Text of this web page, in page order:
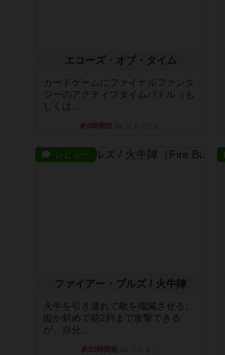
エコーズ・オブ・タイム
カードゲームにファイナルファンタ
ジーのアクティブタイムバトル（も
しくは...
約3時間前
レビュー
ファイアー・ブルズ / 火牛陣
火牛を引き連れて敵を殲滅させる。
縦か斜めで前2列まで攻撃できる
が、自分...
約10時間前